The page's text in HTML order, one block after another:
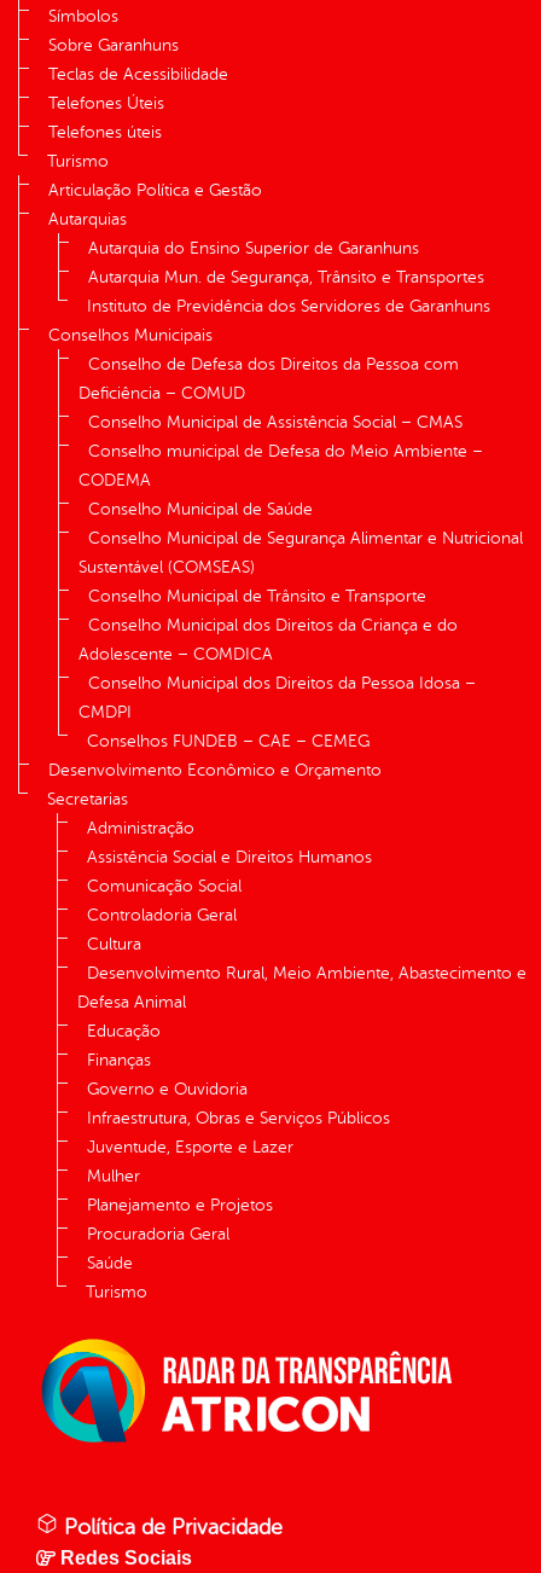
Símbolos
Sobre Garanhuns
Teclas de Acessibilidade
Telefones Úteis
Telefones úteis
Turismo
Articulação Política e Gestão
Autarquias
Autarquia do Ensino Superior de Garanhuns
Autarquia Mun. de Segurança, Trânsito e Transportes
Instituto de Previdência dos Servidores de Garanhuns
Conselhos Municipais
Conselho de Defesa dos Direitos da Pessoa com
Deficiência – COMUD
Conselho Municipal de Assistência Social – CMAS
Conselho municipal de Defesa do Meio Ambiente –
CODEMA
Conselho Municipal de Saúde
Conselho Municipal de Segurança Alimentar e Nutricional
Sustentável (COMSEAS)
Conselho Municipal de Trânsito e Transporte
Conselho Municipal dos Direitos da Criança e do
Adolescente – COMDICA
Conselho Municipal dos Direitos da Pessoa Idosa –
CMDPI
Conselhos FUNDEB – CAE – CEMEG
Desenvolvimento Econômico e Orçamento
Secretarias
Administração
Assistência Social e Direitos Humanos
Comunicação Social
Controladoria Geral
Cultura
Desenvolvimento Rural, Meio Ambiente, Abastecimento e
Defesa Animal
Educação
Finanças
Governo e Ouvidoria
Infraestrutura, Obras e Serviços Públicos
Juventude, Esporte e Lazer
Mulher
Planejamento e Projetos
Procuradoria Geral
Saúde
Turismo
Política de Privacidade
Redes Sociais